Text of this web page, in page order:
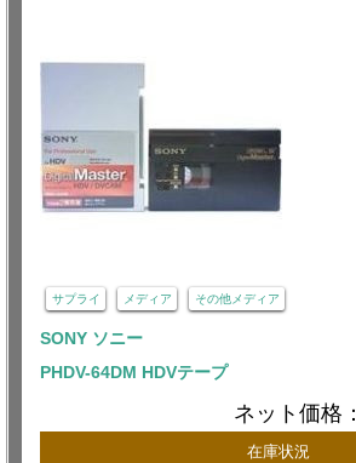
サプライ メディア その他メディア
SONY ソニー
PHDV-64DM HDVテープ
ネット価格：
在庫状況